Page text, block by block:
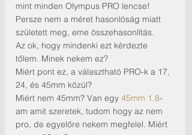
mint minden Olympus PRO lencse!
Persze nem a méret hasonlóság miatt
született meg, eme összehasonlítás.
Az ok, hogy mindenki ezt kérdezte
tőlem. Minek nekem ez?
Miért pont ez, a választható PRO-k a 17,
24, és 45mm közül?
Miért nem 45mm? Van egy 45mm 1.8-
am amit szeretek, tudom hogy az nem
pro, de egyelőre nekem megfelel. Miért